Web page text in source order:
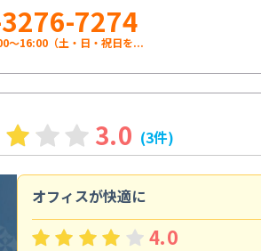
7274
〜16:00（土・日・祝日を...
3.0 (3件)
オフィスが快適に
4.0